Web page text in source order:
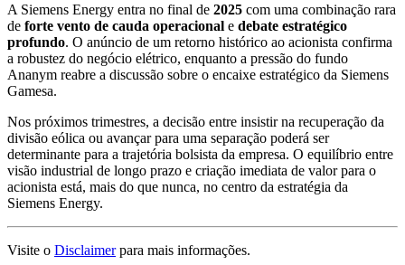
A Siemens Energy entra no final de 2025 com uma combinação rara
de forte vento de cauda operacional e debate estratégico
profundo. O anúncio de um retorno histórico ao acionista confirma
a robustez do negócio elétrico, enquanto a pressão do fundo
Ananym reabre a discussão sobre o encaixe estratégico da Siemens
Gamesa.
Nos próximos trimestres, a decisão entre insistir na recuperação da
divisão eólica ou avançar para uma separação poderá ser
determinante para a trajetória bolsista da empresa. O equilíbrio entre
visão industrial de longo prazo e criação imediata de valor para o
acionista está, mais do que nunca, no centro da estratégia da
Siemens Energy.
Visite o Disclaimerpara mais informações.